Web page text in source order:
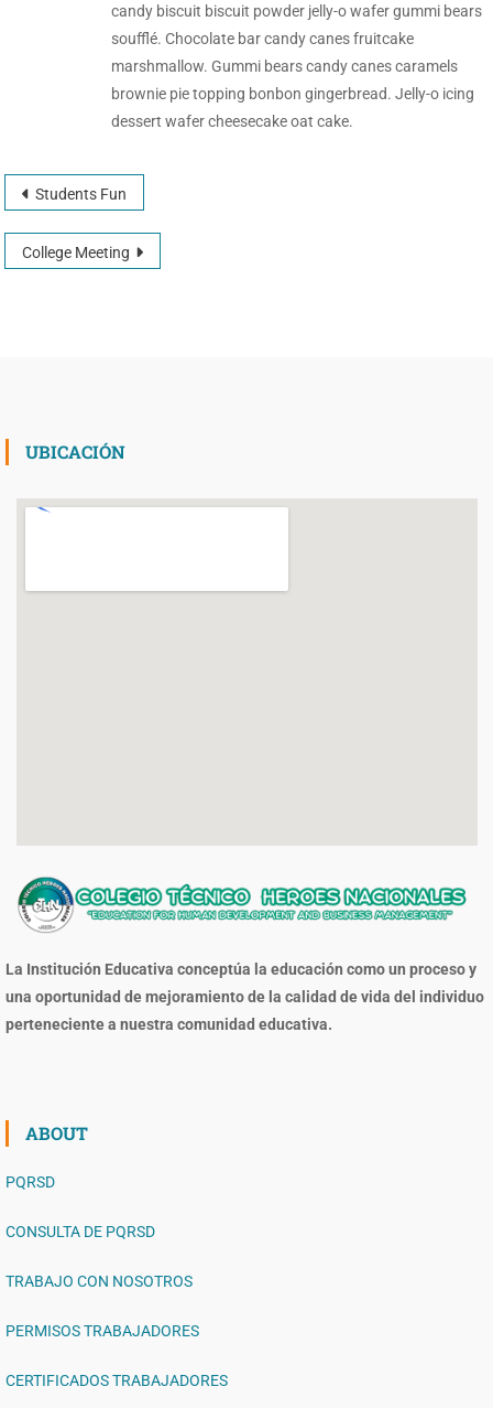
candy biscuit biscuit powder jelly-o wafer gummi bears
soufflé. Chocolate bar candy canes fruitcake
marshmallow. Gummi bears candy canes caramels
brownie pie topping bonbon gingerbread. Jelly-o icing
dessert wafer cheesecake oat cake.
Students Fun
College Meeting
UBICACIÓN
La Institución Educativa conceptúa la educación como un proceso y
una oportunidad de mejoramiento de la calidad de vida del individuo
perteneciente a nuestra comunidad educativa.
ABOUT
PQRSD
CONSULTA DE PQRSD
TRABAJO CON NOSOTROS
PERMISOS TRABAJADORES
CERTIFICADOS TRABAJADORES